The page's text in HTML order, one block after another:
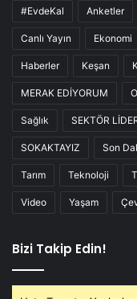
#EvdeKal Anketler
Canlı Yayın Ekonomi
Haberler Keşan
MERAK EDİYORUM
Sağlık SEKTÖR
SOKAKTAYIZ Son
Tarım Teknoloji
Video Yaşam
Bizi Takip Edin!